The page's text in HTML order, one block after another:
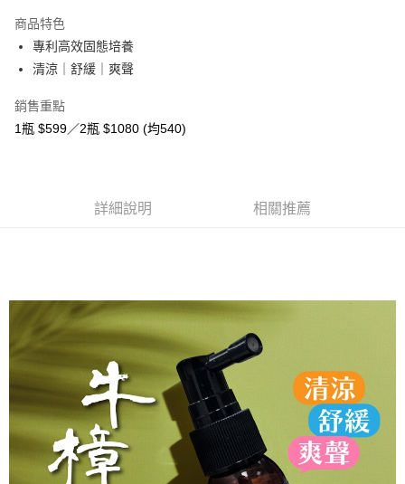
Apple Pay
悠遊付
大哥付你分期
相關說明
流程，驗證手機門號後，選擇欲分期的期數、繳款截止日，確認付款後即完
【繳款方式說明】
1.分期款項不併入電信帳單，「大哥付你分期」於每月結算日後寄送繳費提
醒簡訊。
2.透過簡訊連結打開帳單後，可選擇「超商條碼／台灣大直營門市／銀行轉
帳／街口支付／iPASS MONEY」等通路繳費。
【注意事項】
1.本服務係由「台灣大哥大股份有限公司」（以下簡稱本公司）所提供，讓
用戶於交易時，得透過本服務購買商品或服務，並由商店將買賣／分期付款
買賣價金債權讓與本公司後，依約使用本公司帳單繳交帳款。
2.基於同意付款使用「大哥付你分期」之契約關係目的，商店將以您的個人
資料（包含姓名、電話或地址）提供予台灣大哥大進項蒐集、處理及利用，
付款後全家取貨
萊爾富取貨付款
免運費
付款後萊爾富取貨
免運費
商品特色
專利高效固態培養
清涼｜舒緩｜爽聲
銷售重點
1瓶 $599／2瓶 $1080 (均540)
詳細說明 相關推薦